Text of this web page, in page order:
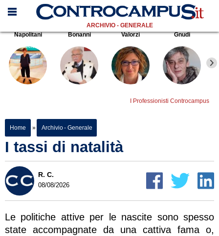
ARCHIVIO - GENERALE
Napolitani
Bonanni Valorzi Gnudi
I Professionisti Controcampus
Home » Archivio - Generale
I tassi di natalità
R. C.
08/08/2026
Le politiche attive per le nascite sono spesso
state accompagnate da una cattiva fama o,